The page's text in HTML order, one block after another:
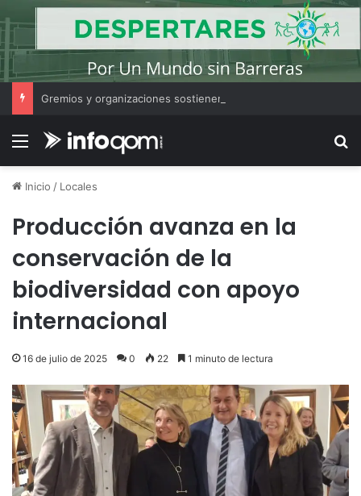
Menú
Inicio / Locales
Producción avanza en la
conservación de la
biodiversidad con apoyo
internacional
16 de julio de 2025 0 22 1 minuto de lectura